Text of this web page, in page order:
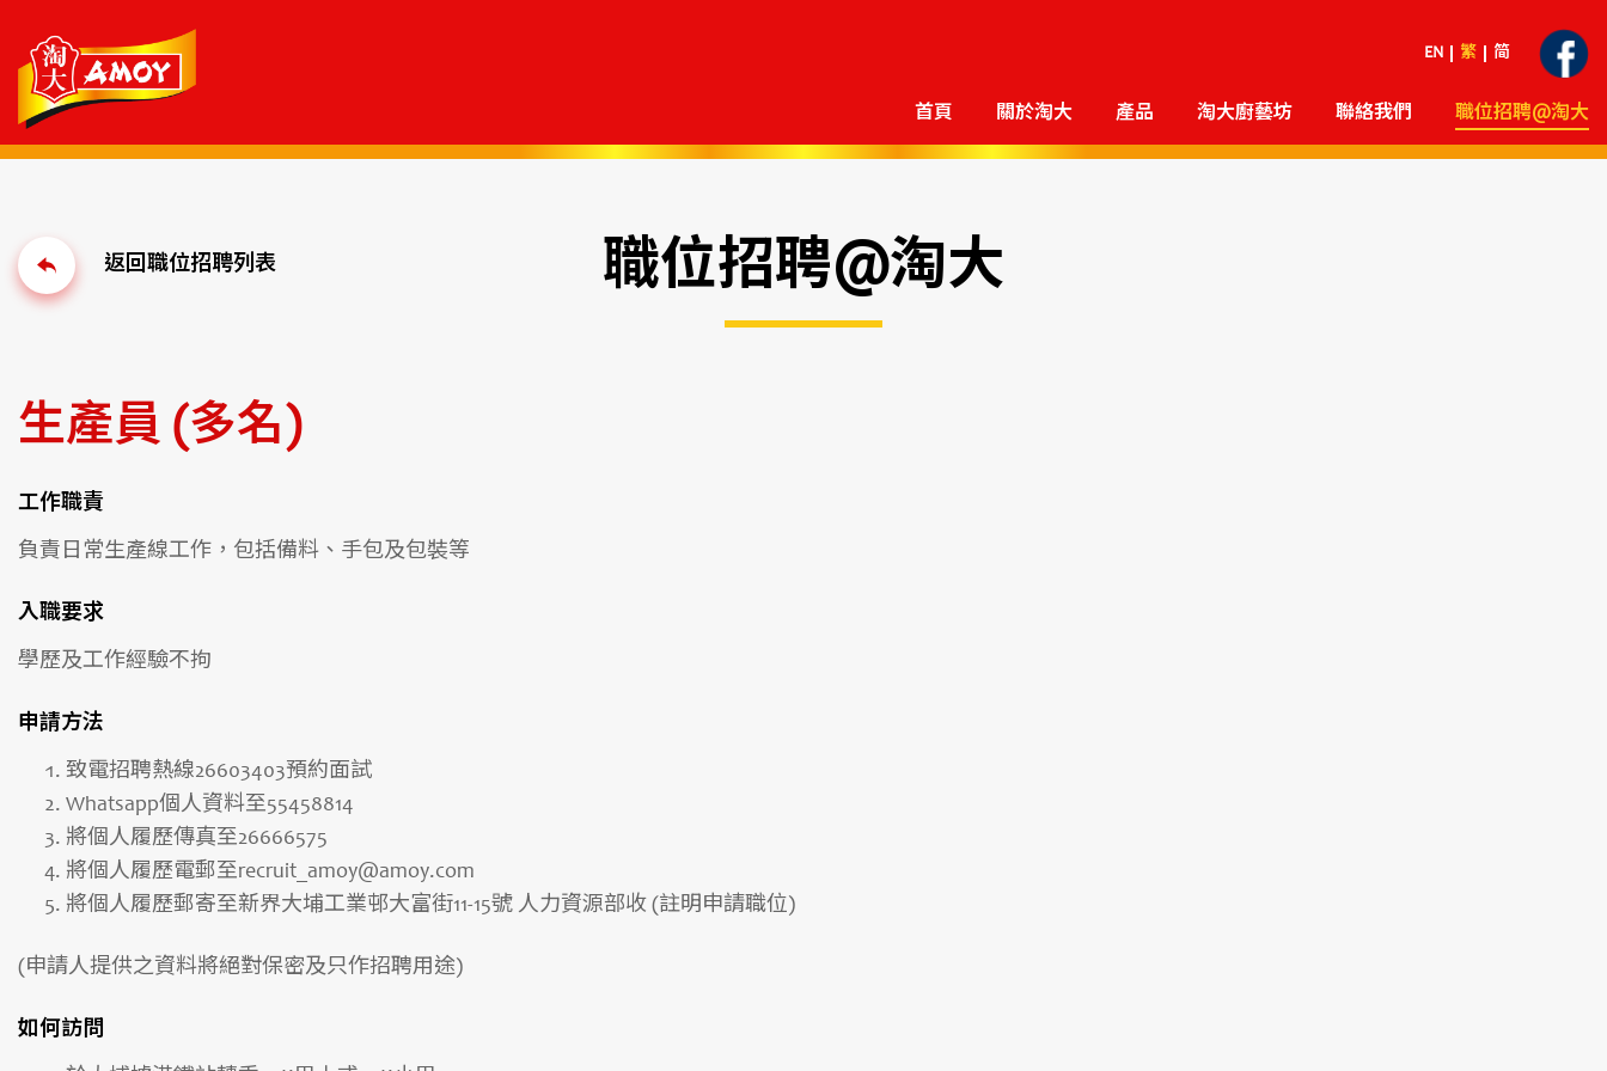
EN 繁 简
首頁 關於淘大 產品 淘大廚藝坊 聯絡我們 職位招聘@淘大
職位招聘@淘大
生產員 (多名)
工作職責
負責日常生產線工作，包括備料、手包及包裝等
入職要求
學歷及工作經驗不拘
申請方法
致電招聘熱線26603403預約面試
Whatsapp個人資料至55458814
將個人履歷傳真至26666575
將個人履歷電郵至recruit_amoy@amoy.com
將個人履歷郵寄至新界大埔工業邨大富街11-15號 人力資源部收 (註明申請職位)
(申請人提供之資料將絕對保密及只作招聘用途)
如何訪問